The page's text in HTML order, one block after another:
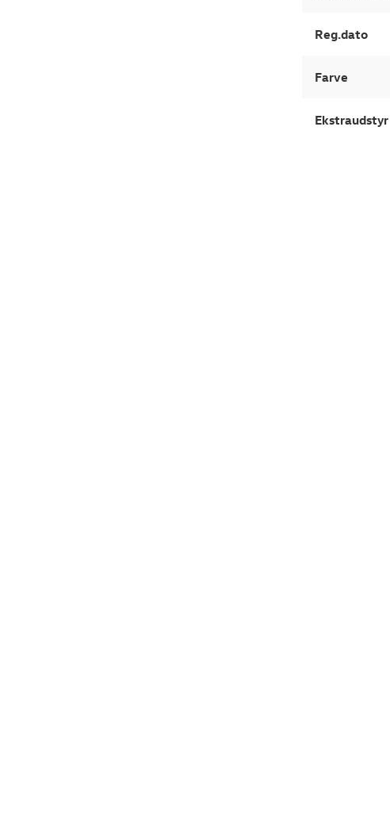
Reg.dato
Farve
Ekstraudstyr